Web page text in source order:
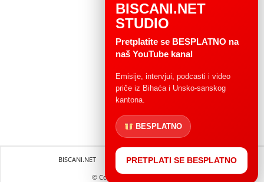
BISCANI.NET Impressum
Uvjeti korištenja
© Copryright 2004 - 2025.
BISCANI.NET
STUDIO
Pretplatite se BESPLATNO na
naš YouTube kanal
Emisije, intervjui, podcasti i video
priče iz Bihaća i Unsko-sanskog
kantona.
BESPLATNO
PRETPLATI SE BESPLATNO